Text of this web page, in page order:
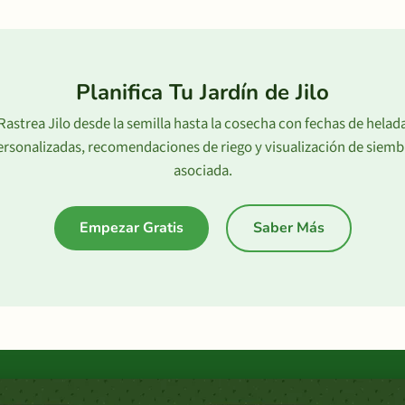
Planifica Tu Jardín de Jilo
Jilo desde la semilla hasta la cosecha con fechas de
recomendaciones de riego y visualización de
asociada.
Empezar Gratis Saber Más